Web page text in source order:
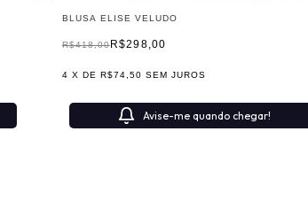
BLUSA ELISE VELUDO
R$298,00
R$418,00
4 X DE R$74,50 SEM JUROS
Avise-me quando chegar!